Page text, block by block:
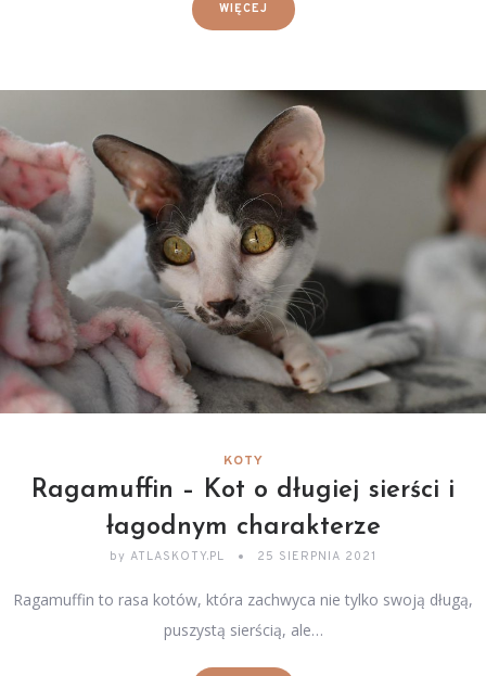
WIĘCEJ
KOTY
Ragamuffin – Kot o długiej sierści i
łagodnym charakterze
by ATLASKOTY.PL 25 SIERPNIA 2021
Ragamuffin to rasa kotów, która zachwyca nie tylko swoją długą,
puszystą sierścią, ale…